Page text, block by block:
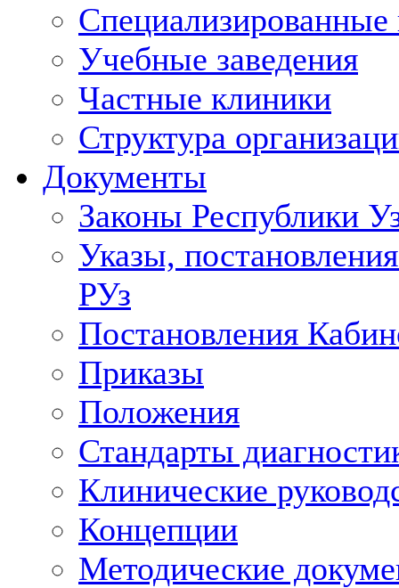
Учебные заведения
Частные клиники
Структура
Документы
Законы Республики
Указы,
РУз
Постановления
Приказы
Положения
Стандарты
Клинические
Концепции
Методические